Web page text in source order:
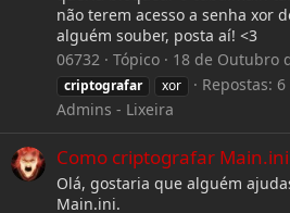
não terem acesso a senha xor
alguém souber, posta aí! <3
06732
Tópico 18 de Outubro
criptografar
xor Repostas: 6
Admins - Lixeira
Como criptografar Main.ini
Olá, gostaria que alguém
Main.ini.